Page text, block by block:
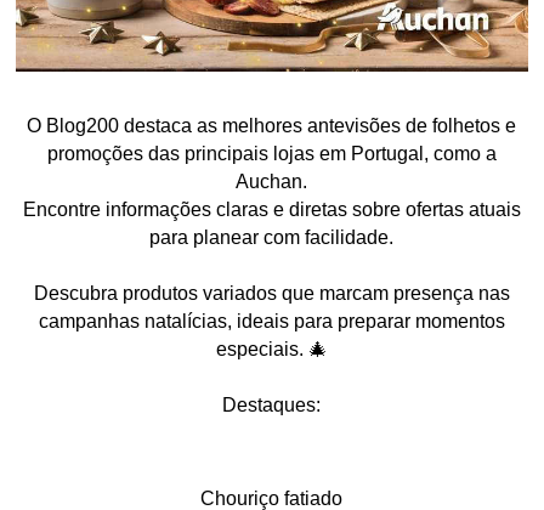
O Blog200 destaca as melhores antevisões de folhetos e
promoções das principais lojas em Portugal, como a
Auchan.
Encontre informações claras e diretas sobre ofertas atuais
para planear com facilidade.
Descubra produtos variados que marcam presença nas
campanhas natalícias, ideais para preparar momentos
especiais. 🎄
Destaques:
Chouriço fatiado